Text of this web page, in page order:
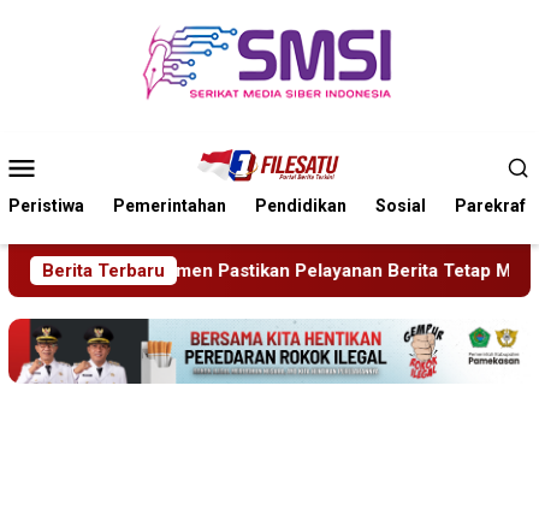
Mobile
Peristiwa Pemerintahan Pendidikan Sosial Parekraf
Berita Terbaru
Pelayanan Berita Tetap Maksimal Rudenim